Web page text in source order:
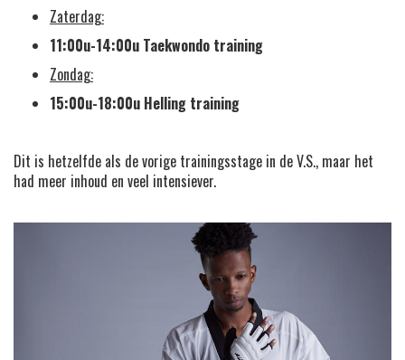
Zaterdag:
11:00u-14:00u Taekwondo training
Zondag:
15:00u-18:00u Helling training
Dit is hetzelfde als de vorige trainingsstage in de V.S., maar het
had meer inhoud en veel intensiever.